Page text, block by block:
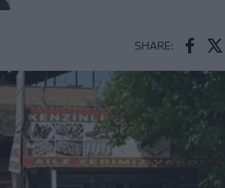
SHARE: